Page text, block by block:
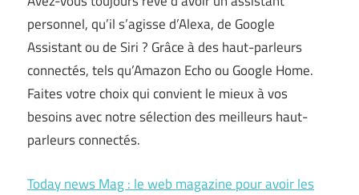
personnel, qu’il s’agisse d’Alexa, de Google
Assistant ou de Siri ? Grâce à des haut-parleurs
connectés, tels qu’Amazon Echo ou Google Home.
Faites votre choix qui convient le mieux à vos
besoins avec notre sélection des meilleurs haut-
parleurs connectés.
Today news Mag : le web magazine pour avoir les